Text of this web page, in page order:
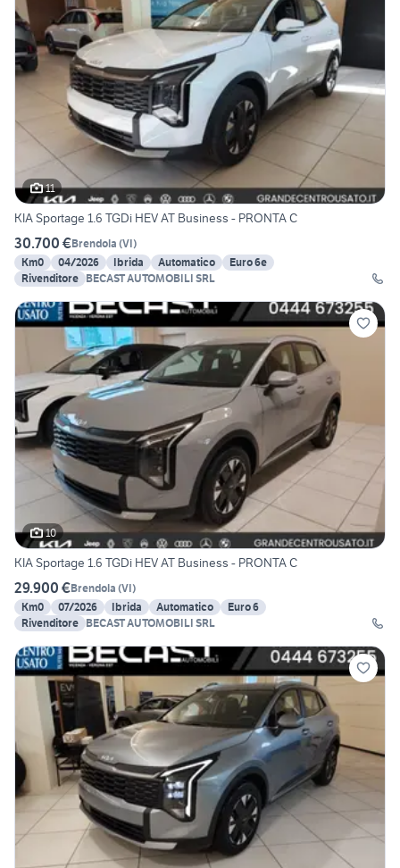
11
KIA Sportage 1.6 TGDi HEV AT Business - PRONTA C
30.700 €Brendola (VI)
Km0
04/2026 Ibrida Automatico
Euro 6e
Rivenditore BECAST AUTOMOBILI SRL
10
KIA Sportage 1.6 TGDi HEV AT Business - PRONTA C
29.900 €Brendola (VI)
Km0
07/2026 Ibrida Automatico
Euro 6
Rivenditore BECAST AUTOMOBILI SRL